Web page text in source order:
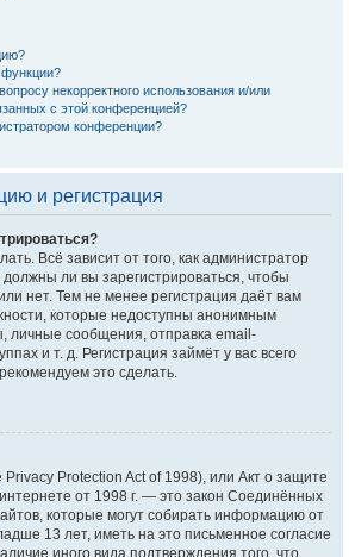
функции?
некорректного использования и/или
с этой конференцией?
конференции?
и регистрация
Всё зависит от того, как администратор
ли вы зарегистрироваться, чтобы
нет. Тем не менее регистрация даёт вам
которые недоступны анонимным
личные сообщения, отправка email-
и т. д. Регистрация займёт у вас всего
это сделать.
Privacy Protection Act of 1998), или Акт о защите
от 1998 г. — это закон Соединённых
которые могут собирать информацию от
13 лет, иметь на это письменное согласие
иного вида подтверждения того, что